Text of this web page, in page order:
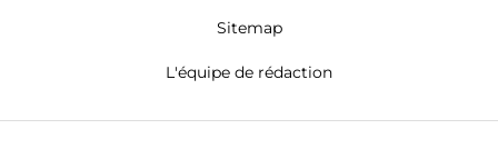
Sitemap
L'équipe de rédaction